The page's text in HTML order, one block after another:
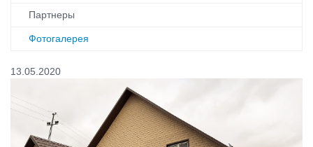
Партнеры
Фотогалерея
13.05.2020